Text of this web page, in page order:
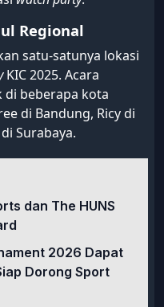
Regional
satu-satunya lokasi
KIC 2025. Acara
di beberapa kota
di Bandung, Ricy di
Surabaya.
dan The HUNS
2026 Dapat
Dorong Sport